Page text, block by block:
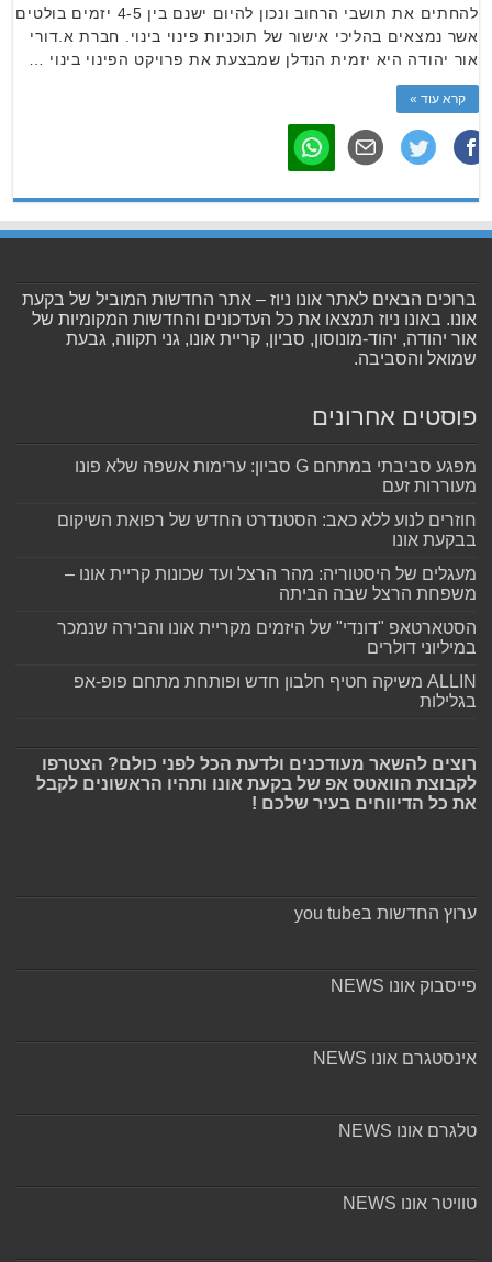
להחתים את תושבי הרחוב ונכון להיום ישנם בין 4-5 יזמים בולטים
אשר נמצאים בהליכי אישור של תוכניות פינוי בינוי. חברת א.דורי
אור יהודה היא יזמית הנדלן שמבצעת את פרויקט הפינוי בינוי …
קרא עוד »
ברוכים הבאים לאתר אונו ניוז – אתר החדשות המוביל של בקעת
אונו. באונו ניוז תמצאו את כל העדכונים והחדשות המקומיות של
אור יהודה, יהוד-מונוסון, סביון, קריית אונו, גני תקווה, גבעת
שמואל והסביבה.
פוסטים אחרונים
מפגע סביבתי במתחם G סביון: ערימות אשפה שלא פונו
מעוררות זעם
חוזרים לנוע ללא כאב: הסטנדרט החדש של רפואת השיקום
בבקעת אונו
מעגלים של היסטוריה: מהר הרצל ועד שכונות קריית אונו –
משפחת הרצל שבה הביתה
הסטארטאפ "דונדי" של היזמים מקריית אונו והבירה שנמכר
במיליוני דולרים
ALLIN משיקה חטיף חלבון חדש ופותחת מתחם פופ-אפ
בגלילות
רוצים להשאר מעודכנים ולדעת הכל לפני כולם? הצטרפו
לקבוצת הוואטס אפ של בקעת אונו ותהיו הראשונים לקבל
את כל הדיווחים בעיר שלכם !
ערוץ החדשות בyou tube
פייסבוק אונו NEWS
אינסטגרם אונו NEWS
טלגרם אונו NEWS
טוויטר אונו NEWS